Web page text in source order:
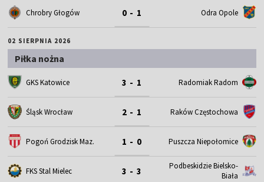
Chrobry Głogów 0 - 1 Odra Opole
02 SIERPNIA 2026
Piłka nożna
GKS Katowice 3 - 1 Radomiak Radom
Śląsk Wrocław 2 - 1 Raków Częstochowa
Pogoń Grodzisk Maz. 1 - 0 Puszcza Niepołomice
FKS Stal Mielec 3 - 3
Podbeskidzie Bielsko-
Biała